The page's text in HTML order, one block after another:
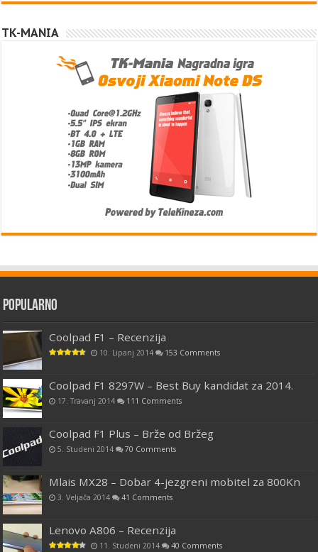
TK-MANIA
Popularno
Coolpad F1 – Recenzija
10. Lipanj 2014 153 Comments
Coolpad F1 8297W – Best Buy kandidat za 2014.
17. Travanj 2014 111 Comments
Coolpad F1 Plus – Brže od Bržeg
5. Studeni 2014 70 Comments
Mlais MX28 – Dobar 4-jezgreni mobitel za 800Kn
3. Veljača 2014 41 Comments
Lenovo A806 – Recenzija
11. Studeni 2014 40 Comments